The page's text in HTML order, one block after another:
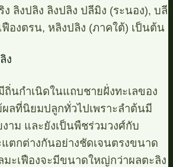
ง ลิงปลิง ลิงปลิง ปลีมิง (ระนอง), บลี
ฟืองตรน, หลิงปลิง (ภาคใต้) เป็นต้น
ง
ถิ่นกำเนิดในแถบชายฝั่งทะเลของ
ลที่นิยมปลูกทั่วไปเพราะลำต้นมี
าม และยังเป็นพืชร่วมวงศ์กับ
แตกต่างกันอย่างชัดเจนตรงขนาด
มะเฟืองจะมีขนาดใหญ่กว่าผลตะลิง